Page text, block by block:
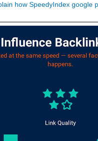
how SpeedyIndex google